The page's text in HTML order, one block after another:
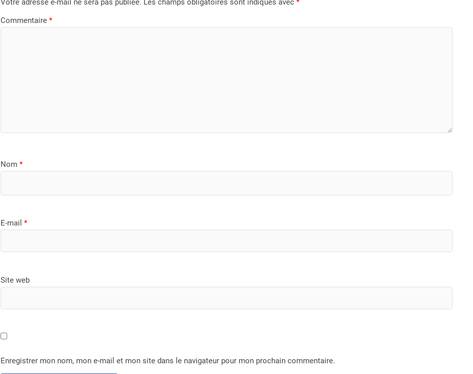
Votre adresse e-mail ne sera pas publiée. Les champs obligatoires sont indiqués avec*
Commentaire*
Nom*
E-mail*
Site web
Enregistrer mon nom, mon e-mail et mon site dans le navigateur pour mon prochain commentaire.